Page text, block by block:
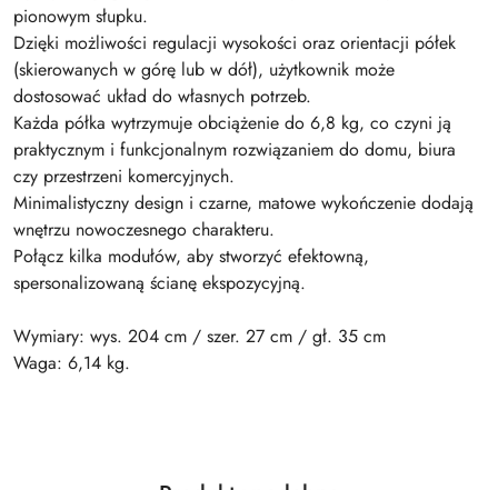
pionowym słupku.
Dzięki możliwości regulacji wysokości oraz orientacji półek
(skierowanych w górę lub w dół), użytkownik może
dostosować układ do własnych potrzeb.
Każda półka wytrzymuje obciążenie do 6,8 kg, co czyni ją
praktycznym i funkcjonalnym rozwiązaniem do domu, biura
czy przestrzeni komercyjnych.
Minimalistyczny design i czarne, matowe wykończenie dodają
wnętrzu nowoczesnego charakteru.
Połącz kilka modułów, aby stworzyć efektowną,
spersonalizowaną ścianę ekspozycyjną.
Wymiary: wys. 204 cm / szer. 27 cm / gł. 35 cm
Waga: 6,14 kg.